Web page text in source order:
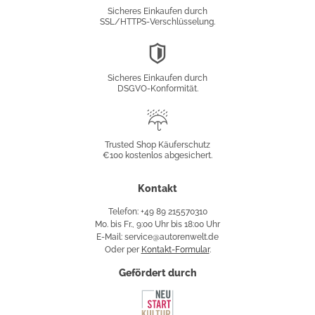
Sicheres Einkaufen durch
SSL/HTTPS-Verschlüsselung.
Sicheres Einkaufen durch
DSGVO-Konformität.
Käuferschutz
Trusted Shop Käuferschutz
€100 kostenlos abgesichert.
Kontakt
Telefon: +49 89 215570310
Mo. bis Fr., 9:00 Uhr bis 18:00 Uhr
E-Mail: service@autorenwelt.de
Oder per Kontakt-Formular.
Gefördert durch